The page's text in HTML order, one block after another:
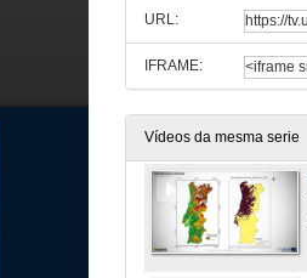
URL:
IFRAME:
Vídeos da mesma serie